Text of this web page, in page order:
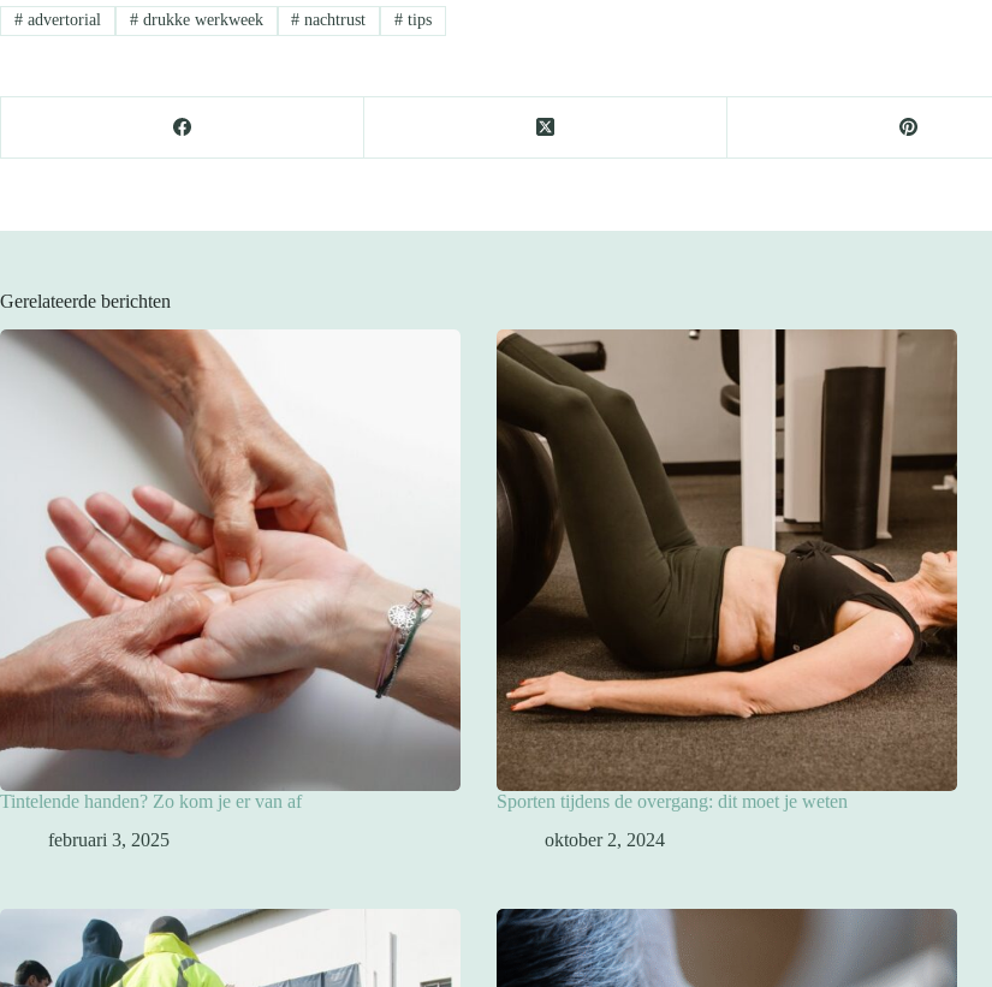
#advertorial #drukke werkweek # nachtrust # tips
Gerelateerde berichten
Tintelende handen? Zo kom je er van af
februari 3, 2025
Sporten tijdens de overgang: dit moet je weten
oktober 2, 2024